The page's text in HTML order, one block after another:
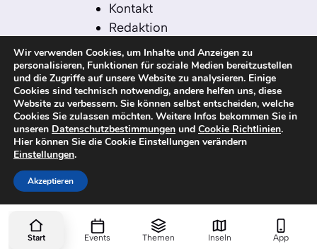
Kontakt
Redaktion
Redaktionelle Leitlinien
Sitemap
Einsatz von KI in der
Redaktion
© 2026 kanaren-nachrichten.com – Alle
Rechte vorbehalten
Wir verwenden Cookies, um Inhalte und Anzeigen zu
personalisieren, Funktionen für soziale Medien bereitzustellen
und die Zugriffe auf unsere Website zu analysieren. Einige
Cookies sind technisch notwendig, andere helfen uns, diese
Website zu verbessern. Sie können selbst entscheiden, welche
Cookies Sie zulassen möchten. Weitere Infos bekommen Sie in
unseren Datenschutzbestimmungen und Cookie Richtlinien.
Hier können Sie die Cookie Einstellungen verändern
Einstellungen.
Akzeptieren
Start Events Themen Inseln App